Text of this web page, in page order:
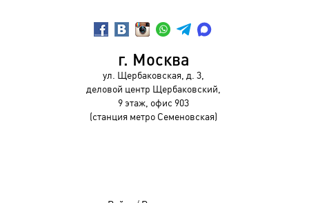
г. Москва
ул. Щербаковская, д. 3,
деловой центр Щербаковский,
9 этаж, офис 903
(станция метро Семеновская)